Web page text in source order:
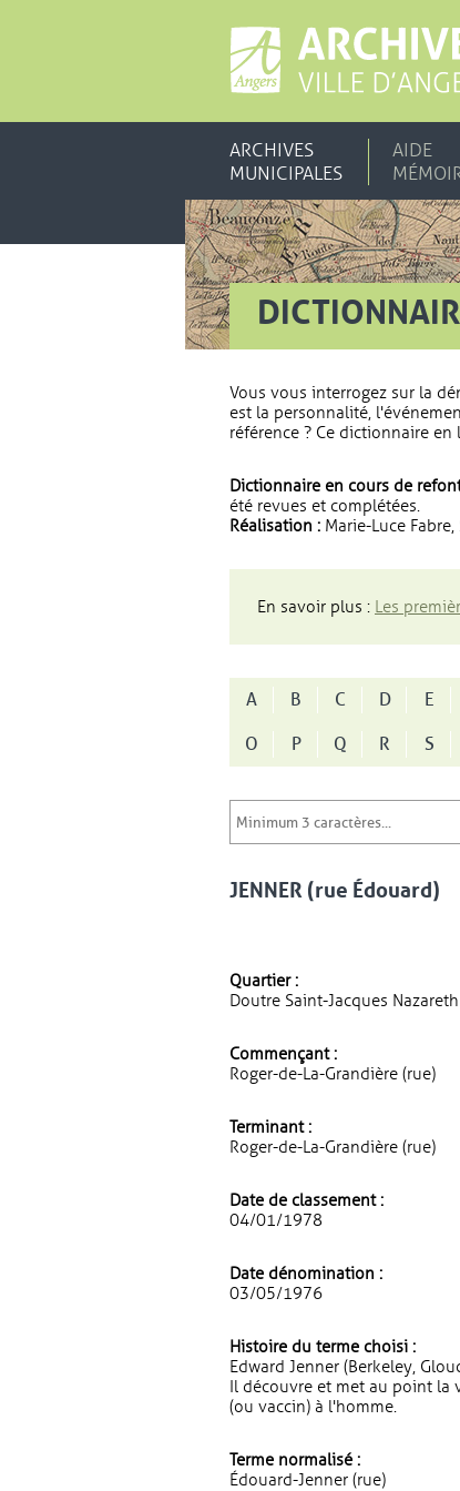
ARCHIVES
MUNICIPALES
AIDE
Vous vous interrogez sur la
est la personnalité,
référence ? Ce dictionnaire
Dictionnaire en cours de
été revues et complétées.
Réalisation : Marie-Luce
En savoir plus : Les
A B C D E
O
P Q R S
JENNER (rue Édouard)
Quartier :
Doutre Saint-Jacques Nazareth
Commençant :
Roger-de-La-Grandière (rue)
Terminant :
Roger-de-La-Grandière (rue)
Date de classement :
04/01/1978
Date dénomination :
03/05/1976
Histoire du terme choisi :
Edward Jenner (Berkeley,
Il découvre et met au point la
(ou vaccin) à l'homme.
Terme normalisé :
Édouard-Jenner (rue)